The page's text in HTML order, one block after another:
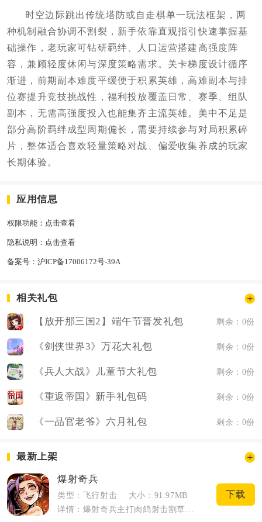
时空边际跳出传统塔防或自走棋单一玩法框架，两
种机制融合协调不割裂，新手依靠直观指引快速掌握基
础操作，老玩家可钻研羁绊、人口运营搭建高强度阵
容，兼顾轻度休闲与深度策略需求。关卡梯度设计循序
渐进，前期副本难度平缓便于积累英雄，高难副本与排
位赛提升竞技挑战性，福利投放覆盖日常、赛季、组队
副本，无需高强度投入也能集齐主流英雄。美中不足是
部分高阶羁绊成型周期偏长，需要持续参与对局积累碎
片，整体适合喜欢轻量策略对战、偏爱收集养成的玩家
长期体验。
应用信息
权限功能： 点击查看
隐私说明： 点击查看
备案号： 沪ICP备17006172号-39A
相关礼包
【放开那三国2】端午节普发礼包 剩余：0份
《剑侠世界3》万花大礼包 剩余：0份
《兵人大战》儿童节大礼包 剩余：0份
《重返帝国》新手礼包码 剩余：0份
《一品官老爷》六月礼包 剩余：0份
最新上架
爆射奇兵
类型：飞行射击
大小：91.97MB
详情：爆射奇兵主打肉鸽射击割草玩法，适配手机碎片化游玩，全程单指滑动控制角色移动，...
下载